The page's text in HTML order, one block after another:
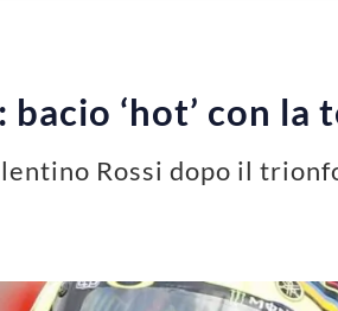
‘hot’ con la
Rossi dopo il